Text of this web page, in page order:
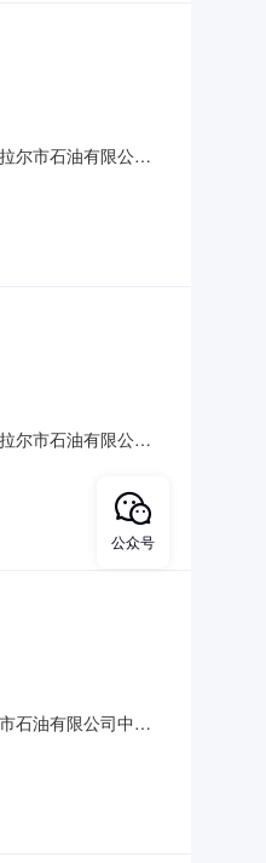
尔市石油有限公司
零玖仟肆佰零肆元
尔市石油有限公司
玖仟陆佰贰拾伍元
石油有限公司中标
佰捌拾壹元整小写
公众号